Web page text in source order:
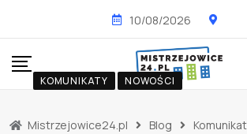
content
10/08/2026
Mistrzejowice24.pl Blog
KOMUNIKATY NOWOŚCI
Jajka wycofane z